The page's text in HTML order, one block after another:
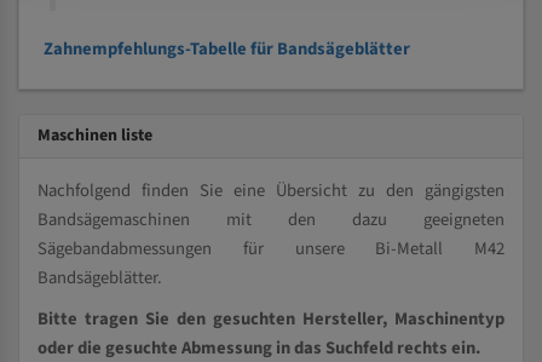
Zahnempfehlungs-Tabelle für Bandsägeblätter
Maschinen liste
Nachfolgend finden Sie eine Übersicht zu den gängigsten
Bandsägemaschinen mit den dazu geeigneten
Sägebandabmessungen für unsere Bi-Metall M42
Bandsägeblätter.
Bitte tragen Sie den gesuchten Hersteller, Maschinentyp
oder die gesuchte Abmessung in das Suchfeld rechts ein.